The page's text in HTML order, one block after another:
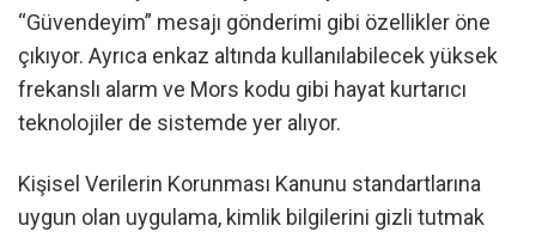
“Güvendeyim” mesajı gönderimi gibi özellikler öne
çıkıyor. Ayrıca enkaz altında kullanılabilecek yüksek
frekanslı alarm ve Mors kodu gibi hayat kurtarıcı
teknolojiler de sistemde yer alıyor.
Kişisel Verilerin Korunması Kanunu standartlarına
uygun olan uygulama, kimlik bilgilerini gizli tutmak